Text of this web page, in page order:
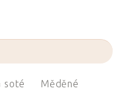
soté Měděné